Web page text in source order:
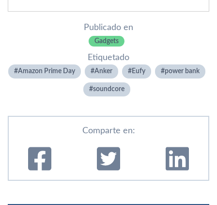
Publicado en
Gadgets
Etiquetado
Amazon Prime Day Anker Eufy power bank
soundcore
Comparte en: